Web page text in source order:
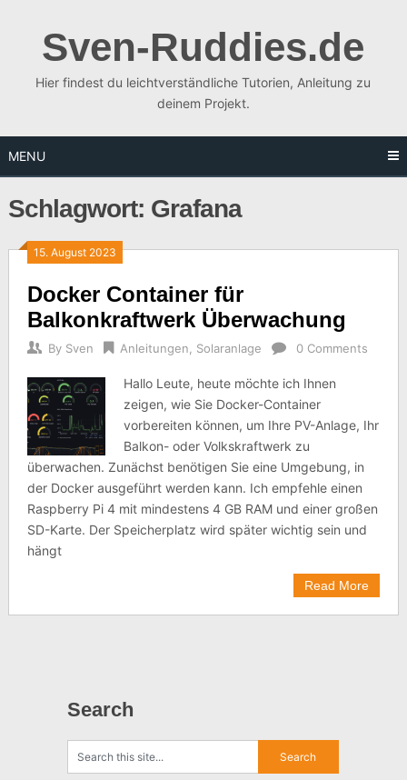
contentSven-Ruddies.de
Hier findest du leichtverständliche Tutorien, Anleitung zu
deinem Projekt.
MENU
Schlagwort: Grafana
15. August 2023
Docker Container für
Balkonkraftwerk Überwachung
By Sven Anleitungen Solaranlage 0 Comments
Hallo Leute, heute möchte ich Ihnen
zeigen, wie Sie Docker-Container
vorbereiten können, um Ihre PV-Anlage, Ihr
Balkon- oder Volkskraftwerk zu
überwachen. Zunächst benötigen Sie eine Umgebung, in
der Docker ausgeführt werden kann. Ich empfehle einen
Raspberry Pi 4 mit mindestens 4 GB RAM und einer großen
SD-Karte. Der Speicherplatz wird später wichtig sein und
hängt
Read More
Search